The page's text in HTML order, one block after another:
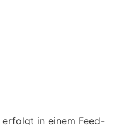
erfolgt in einem Feed-